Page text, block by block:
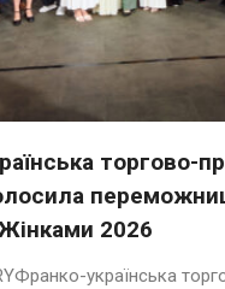
торгово-
2026
українська